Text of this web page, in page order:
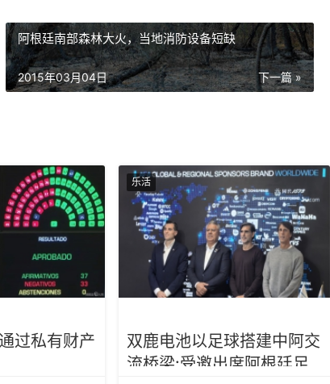
阿根廷南部森林大火，当地消防设备短缺
下一篇 »
2015年03月04日
过私有财产
乐活
双鹿电池以足球搭建中阿交
流桥梁:受邀出席阿根廷足